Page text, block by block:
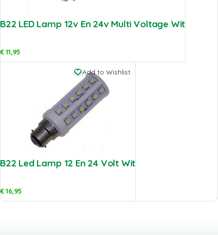
B22 LED Lamp 12v En 24v Multi Voltage Wit
€11,95
Add to Wishlist
B22 Led Lamp 12 En 24 Volt Wit
€16,95